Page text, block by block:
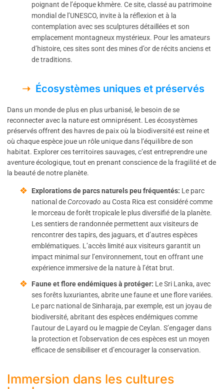
poignant de l’époque khmère. Ce site, classé au patrimoine
mondial de l’UNESCO, invite à la réflexion et à la
contemplation avec ses sculptures détaillées et son
emplacement montagneux mystérieux. Pour les amateurs
d’histoire, ces sites sont des mines d’or de récits anciens et
de traditions.
Écosystèmes uniques et préservés
Dans un monde de plus en plus urbanisé, le besoin de se
reconnecter avec la nature est omniprésent. Les écosystèmes
préservés offrent des havres de paix où la biodiversité est reine et
où chaque espèce joue un rôle unique dans l’équilibre de son
habitat. Explorer ces territoires sauvages, c’est entreprendre une
aventure écologique, tout en prenant conscience de la fragilité et de
la beauté de notre planète.
Explorations de parcs naturels peu fréquentés: Le parc
national de Corcovado au Costa Rica est considéré comme
le morceau de forêt tropicale le plus diversifié de la planète.
Les sentiers de randonnée permettent aux visiteurs de
rencontrer des tapirs, des jaguars, et d’autres espèces
emblématiques. L’accès limité aux visiteurs garantit un
impact minimal sur l’environnement, tout en offrant une
expérience immersive de la nature à l’état brut.
Faune et flore endémiques à protéger: Le Sri Lanka, avec
ses forêts luxuriantes, abrite une faune et une flore variées.
Le parc national de Sinharaja, par exemple, est un joyau de
biodiversité, abritant des espèces endémiques comme
l’autour de Layard ou le magpie de Ceylan. S’engager dans
la protection et l’observation de ces espèces est un moyen
efficace de sensibiliser et d’encourager la conservation.
Immersion dans les cultures